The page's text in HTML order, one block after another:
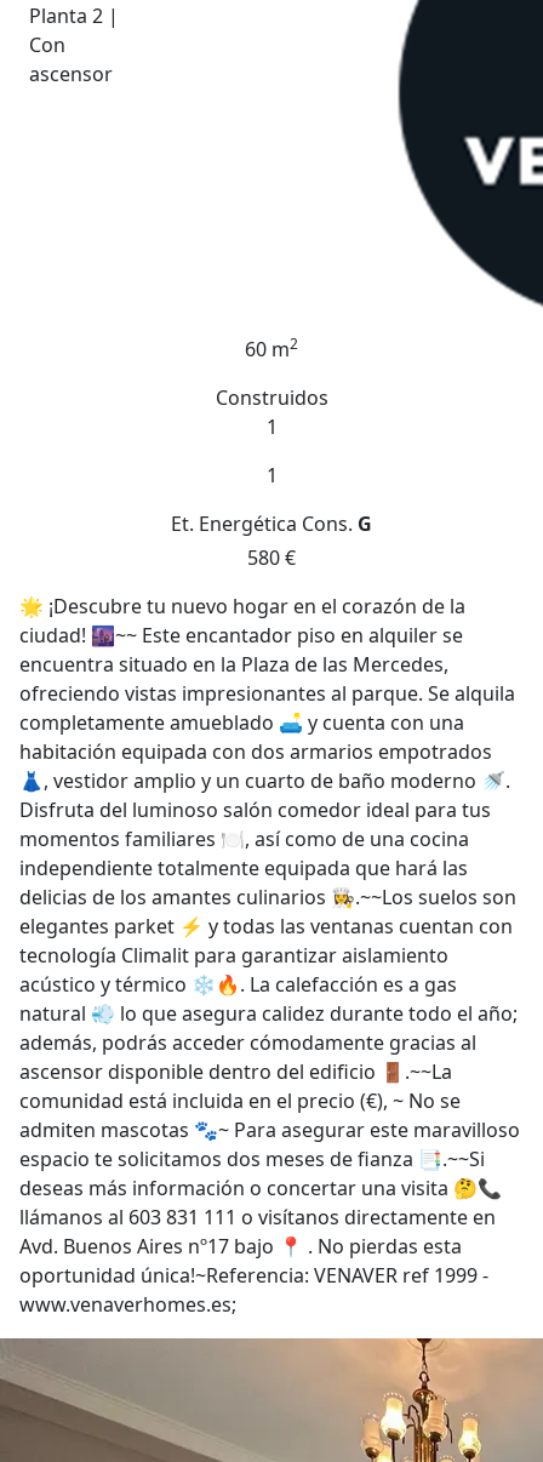
Planta 2 |
Con
ascensor
60 m2
Construidos
1
1
Et. Energética Cons. G
580 €
🌟 ¡Descubre tu nuevo hogar en el corazón de la
ciudad! 🌆~~ Este encantador piso en alquiler se
encuentra situado en la Plaza de las Mercedes,
ofreciendo vistas impresionantes al parque. Se alquila
completamente amueblado 🛋️ y cuenta con una
habitación equipada con dos armarios empotrados
👗, vestidor amplio y un cuarto de baño moderno 🚿.
Disfruta del luminoso salón comedor ideal para tus
momentos familiares 🍽️, así como de una cocina
independiente totalmente equipada que hará las
delicias de los amantes culinarios 👩‍🍳.~~Los suelos son
elegantes parket ⚡ y todas las ventanas cuentan con
tecnología Climalit para garantizar aislamiento
acústico y térmico ❄️🔥. La calefacción es a gas
natural 💨 lo que asegura calidez durante todo el año;
además, podrás acceder cómodamente gracias al
ascensor disponible dentro del edificio 🚪.~~La
comunidad está incluida en el precio (€), ~ No se
admiten mascotas 🐾~ Para asegurar este maravilloso
espacio te solicitamos dos meses de fianza 📑.~~Si
deseas más información o concertar una visita 🤔📞
llámanos al 603 831 111 o visítanos directamente en
Avd. Buenos Aires nº17 bajo 📍 . No pierdas esta
oportunidad única!~Referencia: VENAVER ref 1999 -
www.venaverhomes.es;